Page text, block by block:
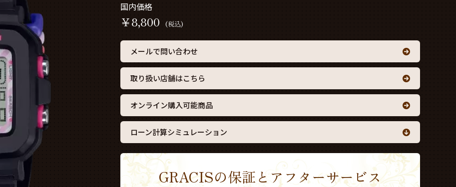
国内価格
￥8,800 (税込)
メールで問い合わせ
取り扱い店舗はこちら
オンライン購入可能商品
ローン計算シミュレーション
GRACISの保証とアフターサービス